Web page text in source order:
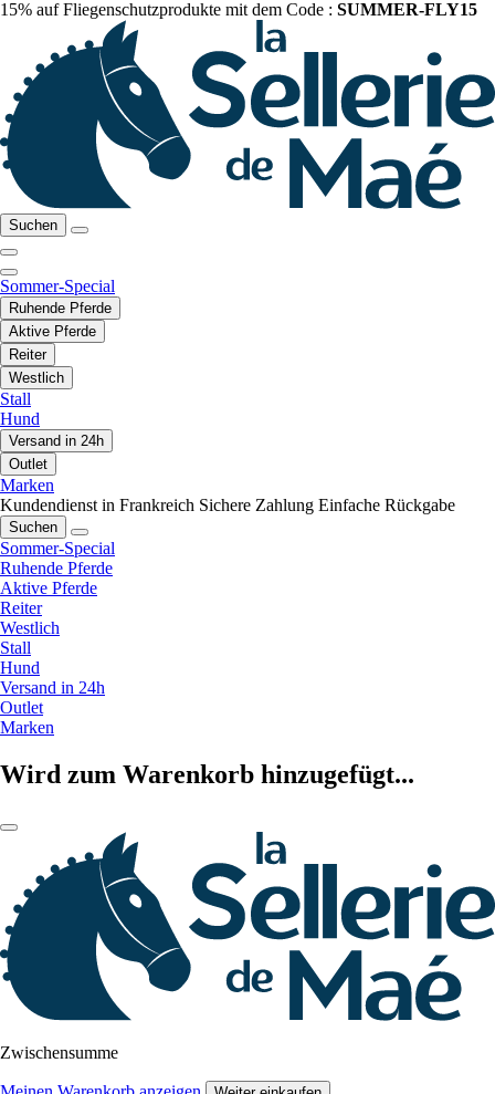
15% auf Fliegenschutzprodukte mit dem Code : SUMMER-FLY15
Suchen
Sommer-Special
Ruhende Pferde
Aktive Pferde
Reiter
Westlich
Stall
Hund
Versand in 24h
Outlet
Marken
Kundendienst in Frankreich Sichere Zahlung Einfache Rückgabe
Suchen
Sommer-Special
Ruhende Pferde
Aktive Pferde
Reiter
Westlich
Stall
Hund
Versand in 24h
Outlet
Marken
Wird zum Warenkorb hinzugefügt...
Zwischensumme